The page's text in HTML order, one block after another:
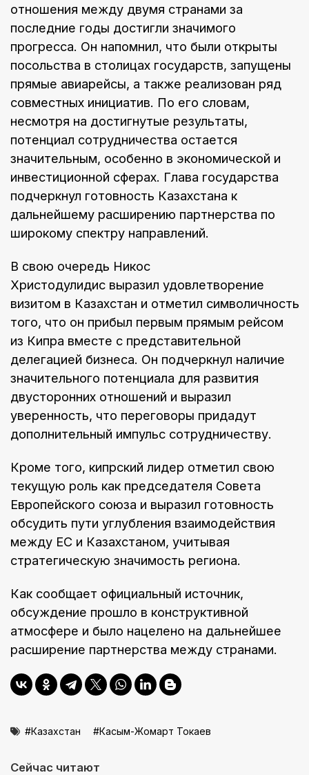
отношения между двумя странами за
последние годы достигли значимого
прогресса. Он напомнил, что были открыты
посольства в столицах государств, запущены
прямые авиарейсы, а также реализован ряд
совместных инициатив. По его словам,
несмотря на достигнутые результаты,
потенциал сотрудничества остается
значительным, особенно в экономической и
инвестиционной сферах. Глава государства
подчеркнул готовность Казахстана к
дальнейшему расширению партнерства по
широкому спектру направлений.
В свою очередь Никос
Христодулидис выразил удовлетворение
визитом в Казахстан и отметил символичность
того, что он прибыл первым прямым рейсом
из Кипра вместе с представительной
делегацией бизнеса. Он подчеркнул наличие
значительного потенциала для развития
двусторонних отношений и выразил
уверенность, что переговоры придадут
дополнительный импульс сотрудничеству.
Кроме того, кипрский лидер отметил свою
текущую роль как председателя Совета
Европейского союза и выразил готовность
обсудить пути углубления взаимодействия
между ЕС и Казахстаном, учитывая
стратегическую значимость региона.
Как сообщает официальный источник,
обсуждение прошло в конструктивной
атмосфере и было нацелено на дальнейшее
расширение партнерства между странами.
Казахстан Касым-Жомарт Токаев
Сейчас читают